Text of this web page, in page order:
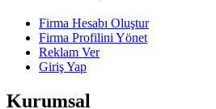
Firma Hesabı Oluştur
Firma Profilini Yönet
Reklam Ver
Giriş Yap
Kurumsal